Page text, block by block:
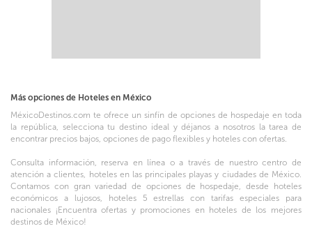
Más opciones de Hoteles en México
MéxicoDestinos.com te ofrece un sinfín de opciones de hospedaje en toda
la república, selecciona tu destino ideal y déjanos a nosotros la tarea de
encontrar precios bajos, opciones de pago flexibles y hoteles con ofertas.
Consulta información, reserva en línea o a través de nuestro centro de
atención a clientes, hoteles en las principales playas y ciudades de México.
Contamos con gran variedad de opciones de hospedaje, desde hoteles
económicos a lujosos, hoteles 5 estrellas con tarifas especiales para
nacionales ¡Encuentra ofertas y promociones en hoteles de los mejores
destinos de México!